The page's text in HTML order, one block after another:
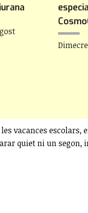
vacances
quiet ni un